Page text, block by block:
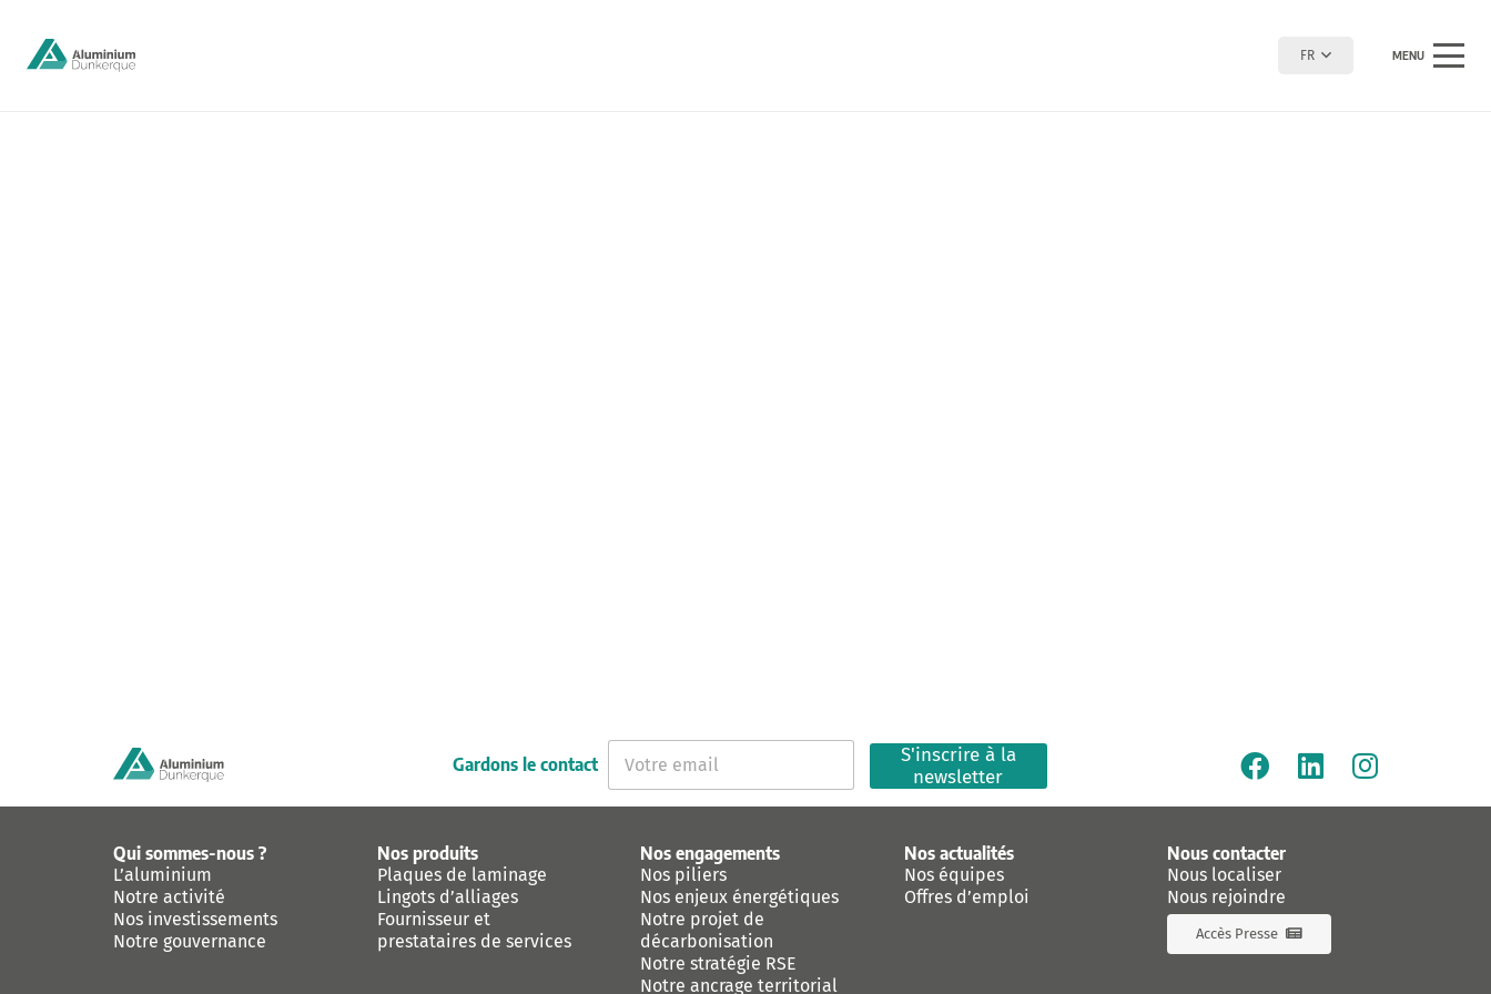
FR MENU
Gardons le contact
E
m
a
S'inscrire à la
newsletter
Qui sommes-nous ?
L’aluminium
Notre activité
Nos investissements
Notre gouvernance
Nos produits
Plaques de laminage
Lingots d’alliages
Fournisseur et
prestataires de services
Nos engagements
Nos piliers
Nos enjeux énergétiques
Notre projet de
décarbonisation
Notre stratégie RSE
Notre ancrage territorial
Nos actualités
Nos équipes
Offres d’emploi
Nous contacter
Nous localiser
Nous rejoindre
Accès Presse